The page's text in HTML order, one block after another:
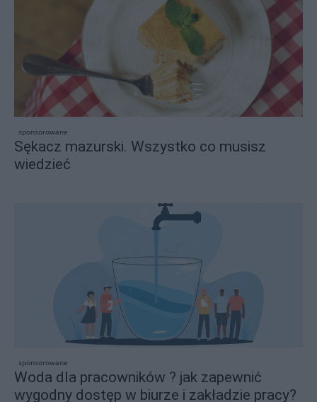
sponsorowane
Sękacz mazurski. Wszystko co musisz
wiedzieć
sponsorowane
Woda dla pracowników ? jak zapewnić
wygodny dostęp w biurze i zakładzie pracy?